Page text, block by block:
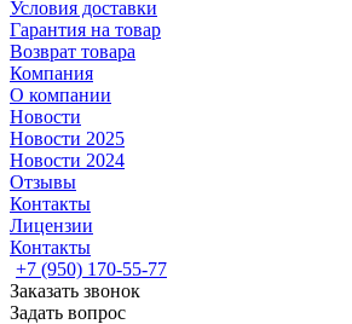
Условия доставки
Гарантия на товар
Возврат товара
Компания
О компании
Новости
Новости 2025
Новости 2024
Отзывы
Контакты
Лицензии
Контакты
+7 (950) 170-55-77
Заказать звонок
Задать вопрос